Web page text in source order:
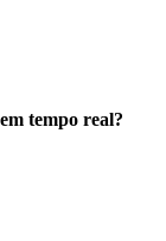
tempo real?